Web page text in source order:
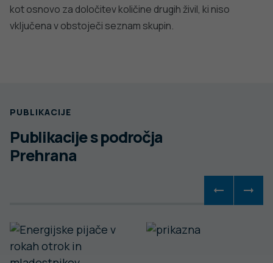
kot osnovo za določitev količine drugih živil, ki niso
vključena v obstoječi seznam skupin.
PUBLIKACIJE
Publikacije s področja
Prehrana